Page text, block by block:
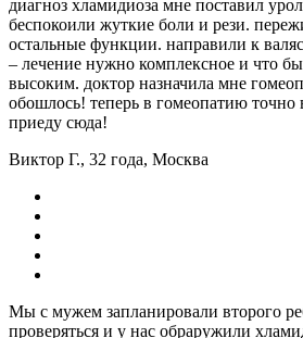
диагноз хламидиоза мне поставил
беспокоили жуткие боли и рези.
остальные функции. направили к
– лечение нужно комплексное и что
высоким. доктор назначила мне
обошлось! теперь в гомеопатию точно
приеду сюда!
Виктор Г., 32 года, Москва
Мы с мужем запланировали второго
проверяться и у нас обраружили